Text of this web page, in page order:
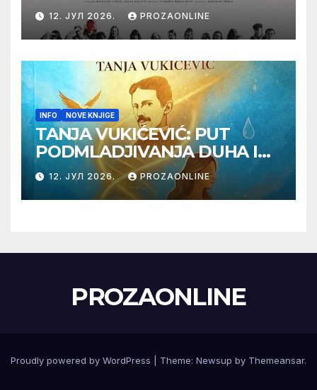
Label na Filmskom festivalu
u Karlovim Varima
12. ЈУЛ 2026. PROZAONLINE
INFO NOVE KNJIGE
TANJA VUKIĆEVIĆ: PUT
PODMLADJIVANJA DUHA I
TELA SA TESLOM
12. ЈУЛ 2026. PROZAONLINE
PROZAONLINE
Proudly powered by WordPress Theme: Newsup by Themeansar.